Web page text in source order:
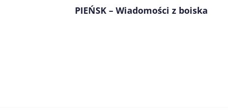
PIEŃSK – Wiadomości z boiska